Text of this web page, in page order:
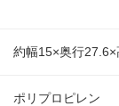
約幅15×奥行
ポリプロピレン